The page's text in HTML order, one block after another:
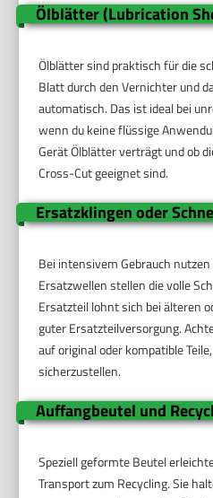
Ölblätter (Lubrication
Ölblätter sind praktisch für die
Blatt durch den Vernichter und
automatisch. Das ist ideal bei
wenn du keine flüssige
Gerät Ölblätter verträgt und ob
Cross-Cut geeignet sind.
Ersatzklingen oder
Bei intensivem Gebrauch nutzen
Ersatzwellen stellen die volle
Ersatzteil lohnt sich bei älteren
guter Ersatzteilversorgung.
auf original oder kompatible
sicherzustellen.
Auffangbeutel und
Speziell geformte Beutel
Transport zum Recycling. Sie